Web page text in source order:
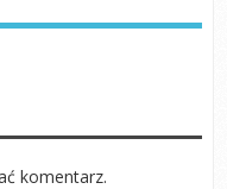
komentarz.